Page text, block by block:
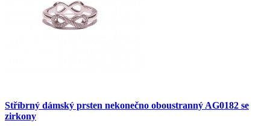
Stříbrný dámský prsten nekonečno oboustranný AG0182 se
zirkony